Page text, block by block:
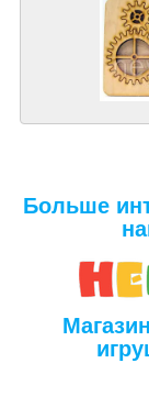
Больше